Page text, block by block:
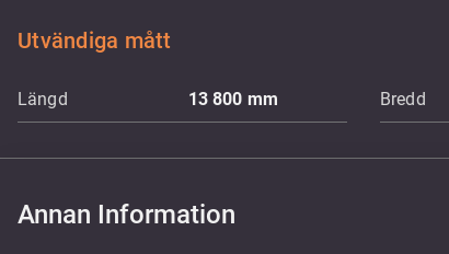
Utvändiga mått
Längd 13 800 mm Bredd
Annan Information